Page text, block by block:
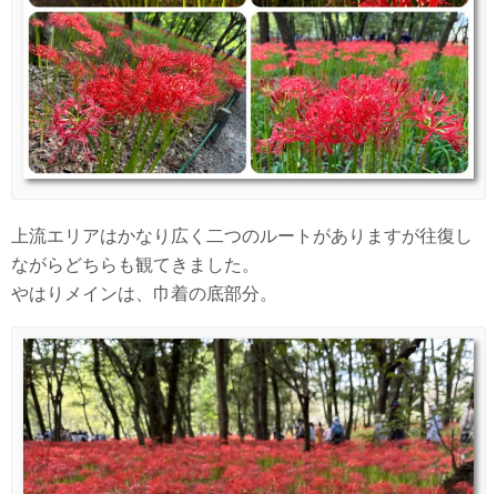
上流エリアはかなり広く二つのルートがありますが往復し
ながらどちらも観てきました。
やはりメインは、巾着の底部分。